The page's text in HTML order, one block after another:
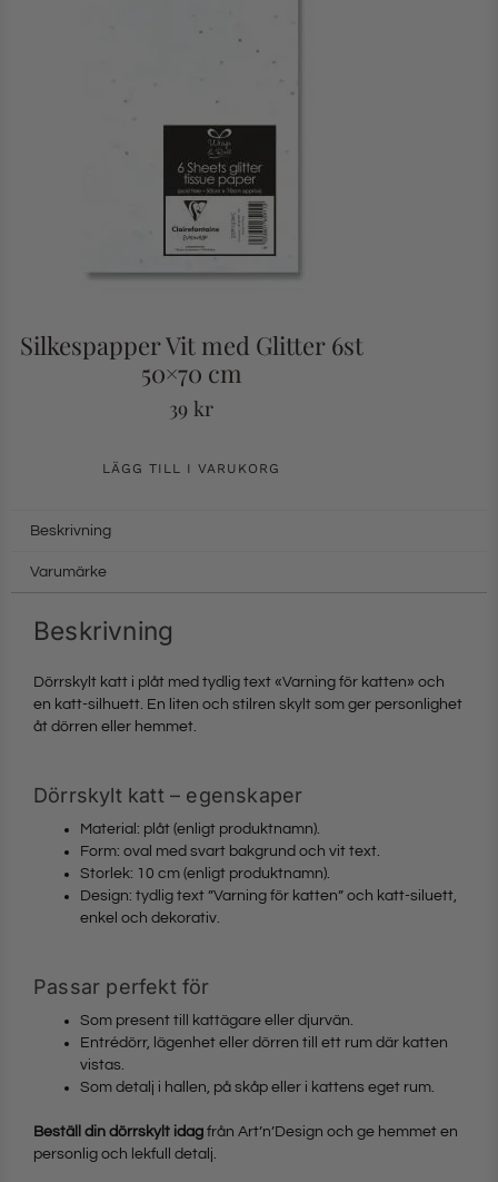
Silkespapper Vit med Glitter 6st
50×70 cm
39 kr
LÄGG TILL I VARUKORG
Beskrivning
Varumärke
Beskrivning
Dörrskylt katt i plåt med tydlig text «Varning för katten» och
en katt-silhuett. En liten och stilren skylt som ger personlighet
åt dörren eller hemmet.
Dörrskylt katt – egenskaper
Material: plåt (enligt produktnamn).
Form: oval med svart bakgrund och vit text.
Storlek: 10 cm (enligt produktnamn).
Design: tydlig text ”Varning för katten” och katt-siluett,
enkel och dekorativ.
Passar perfekt för
Som present till kattägare eller djurvän.
Entrédörr, lägenhet eller dörren till ett rum där katten
vistas.
Som detalj i hallen, på skåp eller i kattens eget rum.
Beställ din dörrskylt idag från Art’n’Design och ge hemmet en
personlig och lekfull detalj.